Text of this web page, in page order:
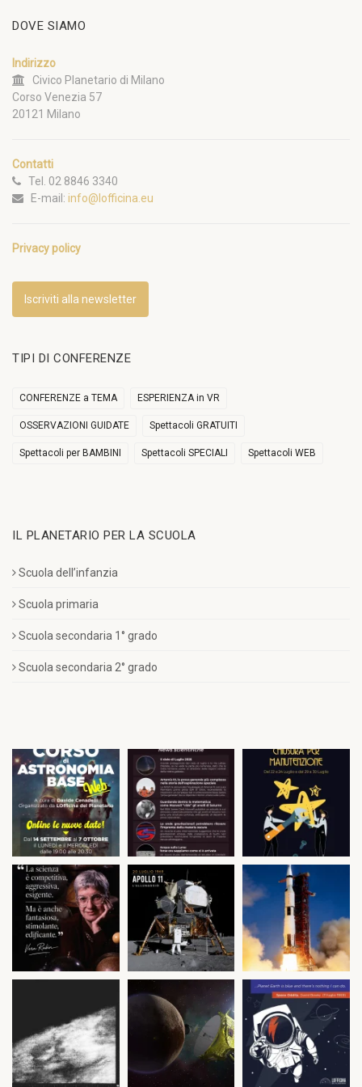
DOVE SIAMO
Indirizzo
Civico Planetario di Milano
Corso Venezia 57
20121 Milano
Contatti
Tel. 02 8846 3340
E-mail: info@lofficina.eu
Privacy policy
Iscriviti alla newsletter
TIPI DI CONFERENZE
CONFERENZE a TEMA ESPERIENZA in VR
OSSERVAZIONI GUIDATE Spettacoli GRATUITI
Spettacoli per BAMBINI Spettacoli SPECIALI Spettacoli WEB
IL PLANETARIO PER LA SCUOLA
Scuola dell’infanzia
Scuola primaria
Scuola secondaria 1° grado
Scuola secondaria 2° grado